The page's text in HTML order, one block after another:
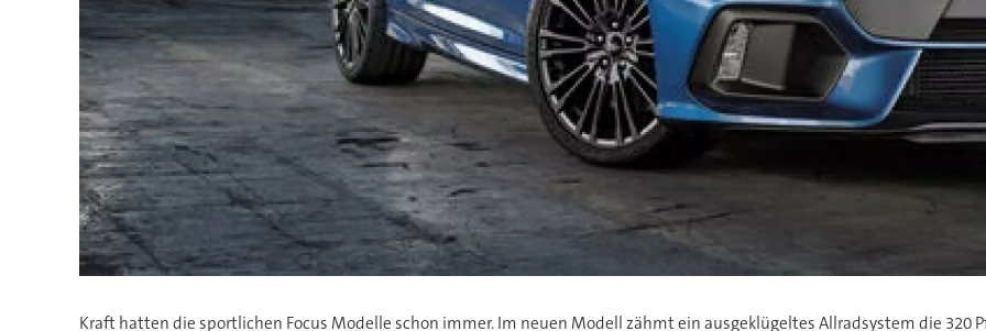
Kraft hatten die sportlichen Focus Modelle schon immer. Im neuen Modell zähmt ein ausgeklügeltes Allradsystem die 320